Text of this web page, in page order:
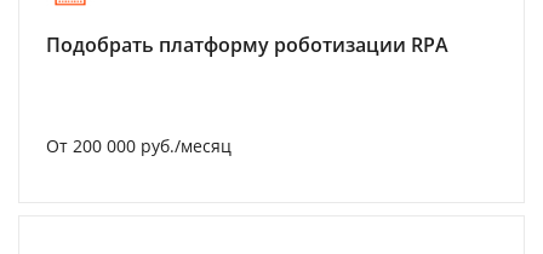
Подобрать платформу роботизации RPA
От 200 000 руб./месяц